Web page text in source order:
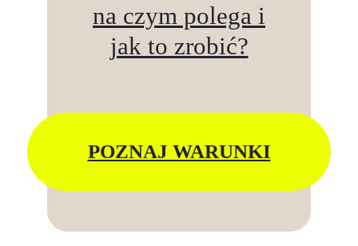
na czym polega i
jak to zrobić?
POZNAJ WARUNKI